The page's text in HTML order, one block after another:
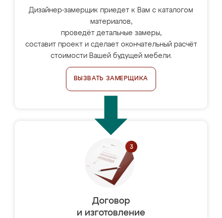
Дизайнер-замерщик приедет к Вам с каталогом
материалов,
проведёт детальные замеры,
составит проект и сделает окончательный расчёт
стоимости Вашей будущей мебели.
ВЫЗВАТЬ ЗАМЕРЩИКА
Договор
и изготовление